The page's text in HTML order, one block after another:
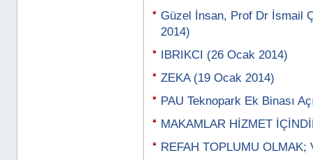
Güzel İnsan, Prof Dr İsmail
2014)
IBRIKCI (26 Ocak 2014)
ZEKA (19 Ocak 2014)
PAU Teknopark Ek Binası
MAKAMLAR HİZMET
REFAH TOPLUMU OLMAK;